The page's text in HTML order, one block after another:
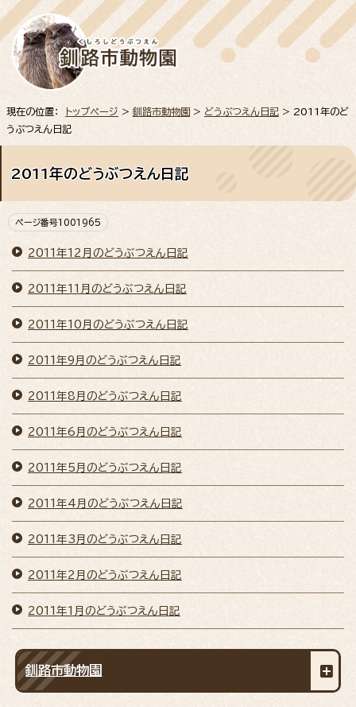
現在の位置： トップページ > 釧路市動物園 > どうぶつえん日記 > 2011年のど
うぶつえん日記
2011年のどうぶつえん日記
ページ番号1001965
2011年12月のどうぶつえん日記
2011年11月のどうぶつえん日記
2011年10月のどうぶつえん日記
2011年9月のどうぶつえん日記
2011年8月のどうぶつえん日記
2011年6月のどうぶつえん日記
2011年5月のどうぶつえん日記
2011年4月のどうぶつえん日記
2011年3月のどうぶつえん日記
2011年2月のどうぶつえん日記
2011年1月のどうぶつえん日記
釧路市動物園